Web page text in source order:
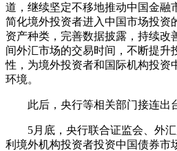
道，继续坚定不移地推动中国金融
简化境外投资者进入中国市场投资
资产种类，完善数据披露，持续改
间外汇市场的交易时间，不断提升
性，为境外投资者和国际机构投资
环境。
此后，央行等相关部门接连出
5月底，央行联合证监会、外
利境外机构投资者投资中国债券市